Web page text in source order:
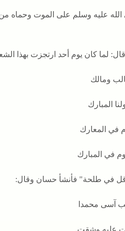
عليه وسلم على الموت وحماه
لما كان يوم أحد ارتجزت بهذا
ومالك
المبارك
في المعارك
في المبارك
في طلحة" فأنشأ حسان وقال:
آسى محمدا
عليه وشقت